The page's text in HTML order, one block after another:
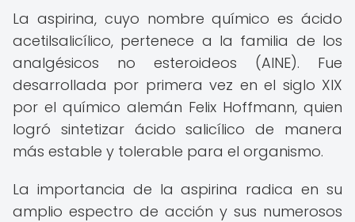
La aspirina, cuyo nombre químico es ácido
acetilsalicílico, pertenece a la familia de los
analgésicos no esteroideos (AINE). Fue
desarrollada por primera vez en el siglo XIX
por el químico alemán Felix Hoffmann, quien
logró sintetizar ácido salicílico de manera
más estable y tolerable para el organismo.
La importancia de la aspirina radica en su
amplio espectro de acción y sus numerosos